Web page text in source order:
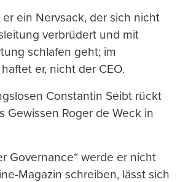
ein Nervsack, der sich nicht
verbrüdert und mit
schlafen geht; im
er, nicht der CEO.
Constantin Seibt rückt
Gewissen Roger de Weck in
Governance“ werde er nicht
Magazin schreiben, lässt sich